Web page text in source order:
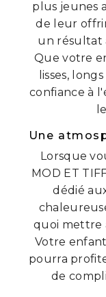
plus jeunes
de leur
un résultat
Que votre
lisses,
confiance à
Une
Lorsque
MOD ET
dédié
quoi mettre
Votre
pourra
de